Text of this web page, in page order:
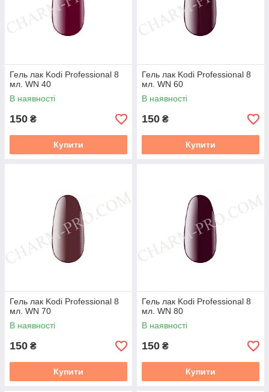
Гель лак Kodi Professional 8
мл. WN 40
В наявності
150 ₴
Купити
Гель лак Kodi Professional 8
мл. WN 60
В наявності
150 ₴
Купити
Гель лак Kodi Professional 8
мл. WN 70
В наявності
150 ₴
Купити
Гель лак Kodi Professional 8
мл. WN 80
В наявності
150 ₴
Купити